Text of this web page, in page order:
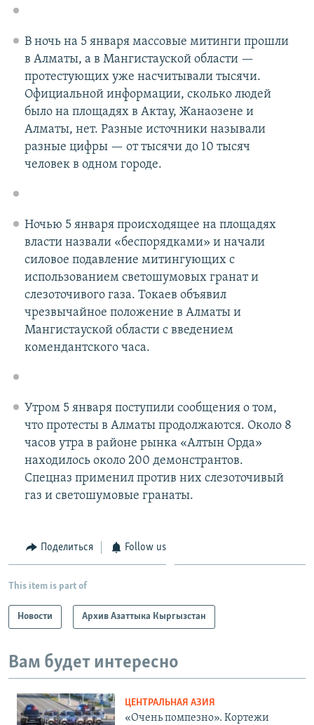
В ночь на 5 января массовые митинги прошли
в Алматы, а в Мангистауской области —
протестующих уже насчитывали тысячи.
Официальной информации, сколько людей
было на площадях в Актау, Жанаозене и
Алматы, нет. Разные источники называли
разные цифры — от тысячи до 10 тысяч
человек в одном городе.
Ночью 5 января происходящее на площадях
власти назвали «беспорядками» и начали
силовое подавление митингующих с
использованием светошумовых гранат и
слезоточивого газа. Токаев объявил
чрезвычайное положение в Алматы и
Мангистауской области с введением
комендантского часа.
Утром 5 января поступили сообщения о том,
что протесты в Алматы продолжаются. Около 8
часов утра в районе рынка «Алтын Орда»
находилось около 200 демонстрантов.
Спецназ применил против них слезоточивый
газ и светошумовые гранаты.
Поделиться Follow us
This item is part of
Новости Архив Азаттыка Кыргызстан
Вам будет интересно
ЦЕНТРАЛЬНАЯ АЗИЯ
«Очень помпезно». Кортежи